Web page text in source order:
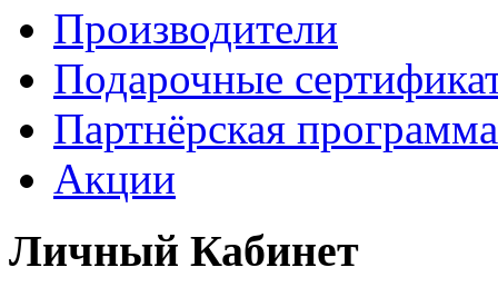
Производители
Подарочные
Партнёрская программа
Акции
Личный Кабинет